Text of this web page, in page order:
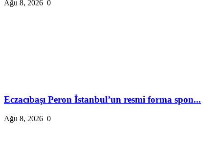
Ağu 8, 2026 0
Eczacıbaşı Peron İstanbul’un resmi forma spon...
Ağu 8, 2026 0